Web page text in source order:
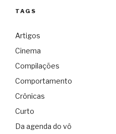
TAGS
Artigos
Cinema
Compilações
Comportamento
Crônicas
Curto
Da agenda do vô